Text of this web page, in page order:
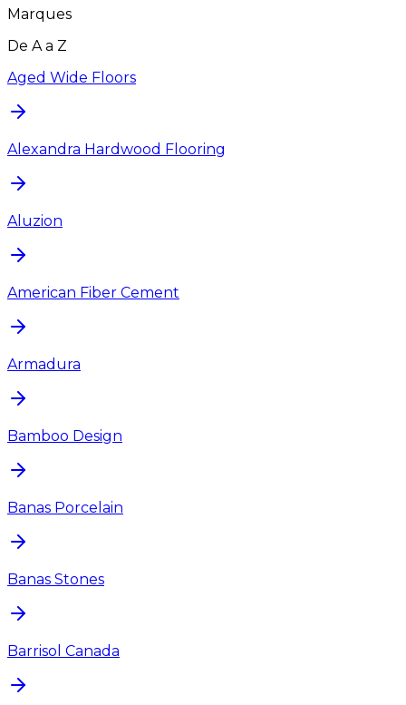
Marques
De A a Z
Aged Wide Floors
Alexandra Hardwood Flooring
Aluzion
American Fiber Cement
Armadura
Bamboo Design
Banas Porcelain
Banas Stones
Barrisol Canada